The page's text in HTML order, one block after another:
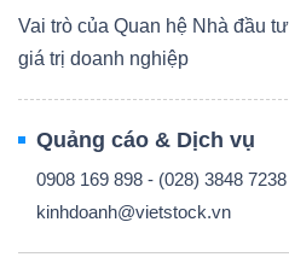
Vai trò của Quan hệ Nhà đầu
giá trị doanh nghiệp
Quảng cáo & Dịch vụ
0908 169 898 - (028) 3848 7238
kinhdoanh@vietstock.vn